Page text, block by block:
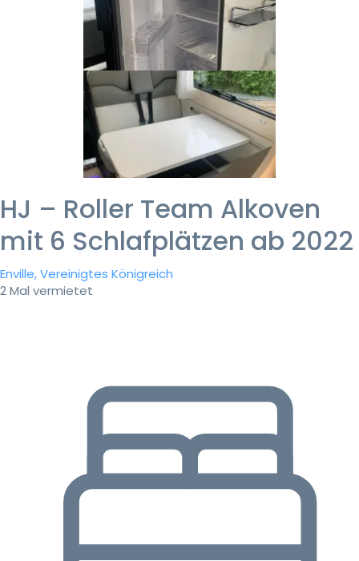
HJ – Roller Team Alkoven
mit 6 Schlafplätzen ab 2022
Enville, Vereinigtes Königreich
2 Mal vermietet